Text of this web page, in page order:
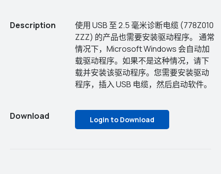
Description
使用 USB 至 2.5 毫米诊断电缆 (778Z010
ZZZ) 的产品也需要安装驱动程序。 通常
情况下，Microsoft Windows 会自动加
载驱动程序。如果不是这种情况，请下
载并安装该驱动程序。您需要安装驱动
程序，插入 USB 电缆，然后启动软件。
Download Login to Download